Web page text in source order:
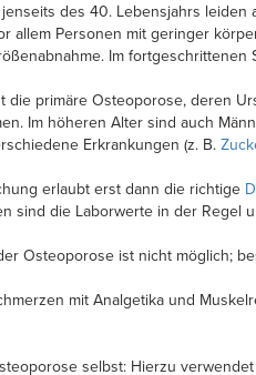
des 40. Lebensjahrs leiden
allem Personen mit geringer
Im
die primäre Osteoporose, deren
Im höheren Alter sind auch
Erkrankungen (z. B.
erlaubt erst dann die richtige
sind die Laborwerte in der Regel
Osteoporose ist nicht möglich;
mit Analgetika und
selbst: Hierzu